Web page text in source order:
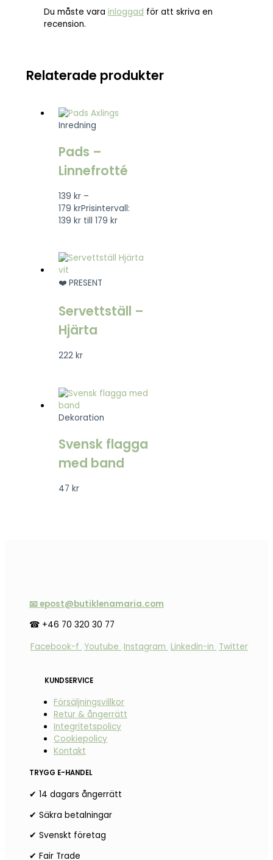
Du måste vara inloggad för att skriva en
recension.
Relaterade produkter
Inredning
Pads –
Linnefrotté
139kr –
179krPrisintervall:
139 kr till 179 kr
❤️ PRESENT
Servettställ –
Hjärta
222kr
Dekoration
Svensk flagga
med band
47kr
📧 epost@butiklenamaria.com
☎ +46 70 320 30 77
Facebook-f Youtube Instagram Linkedin-in Twitter
KUNDSERVICE
Försäljningsvillkor
Retur & ångerrätt
Integritetspolicy
Cookiepolicy
Kontakt
TRYGG E-HANDEL
✔ 14 dagars ångerrätt
✔ Säkra betalningar
✔ Svenskt företag
✔ Fair Trade